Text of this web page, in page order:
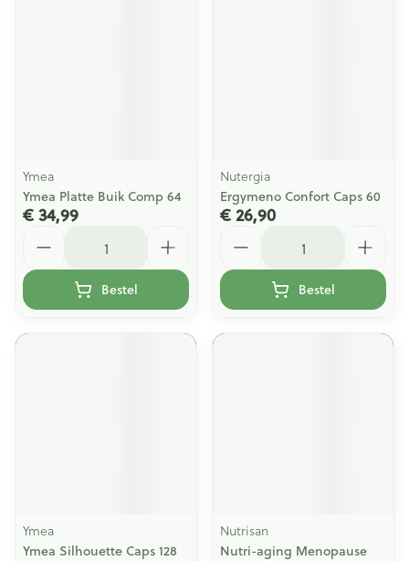
Ymea
Ymea Platte Buik Comp 64
€ 34,99
Bestel
Nutergia
Ergymeno Confort Caps 60
€ 26,90
Bestel
Ymea
Ymea Silhouette Caps 128
Nutrisan
Nutri-aging Menopause